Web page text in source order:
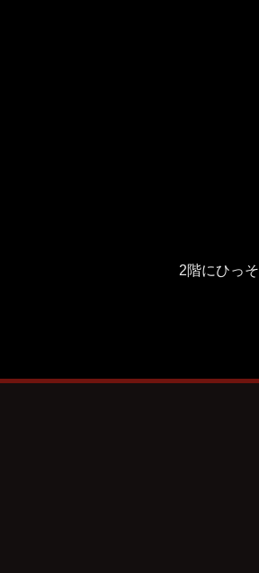
2階にひっ